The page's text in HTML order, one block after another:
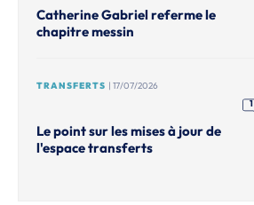
Catherine Gabriel referme le
chapitre messin
TRANSFERTS | 17/07/2026
1
Le point sur les mises à jour de
l'espace transferts